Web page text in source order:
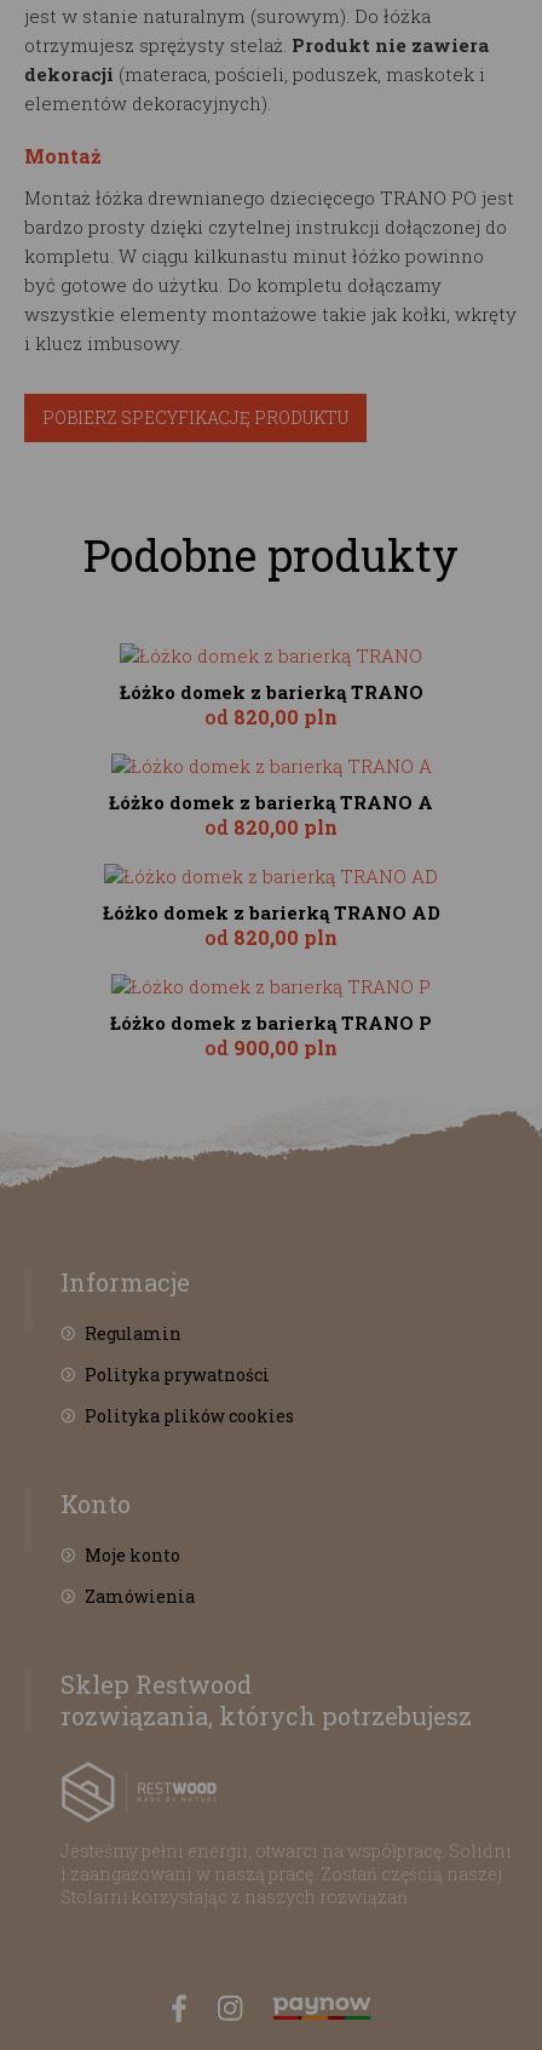
jest w stanie naturalnym (surowym). Do łóżka
otrzymujesz sprężysty stelaż. Produkt nie zawiera
dekoracji (materaca, pościeli, poduszek, maskotek i
elementów dekoracyjnych).
Montaż
Montaż łóżka drewnianego dziecięcego TRANO PO jest
bardzo prosty dzięki czytelnej instrukcji dołączonej do
kompletu. W ciągu kilkunastu minut łóżko powinno
być gotowe do użytku. Do kompletu dołączamy
wszystkie elementy montażowe takie jak kołki, wkręty
i klucz imbusowy.
POBIERZ SPECYFIKACJĘ PRODUKTU
Podobne produkty
Łóżko domek z barierką TRANO
od 820,00 pln
Łóżko domek z barierką TRANO A
od 820,00 pln
Łóżko domek z barierką TRANO AD
od 820,00 pln
Łóżko domek z barierką TRANO P
od 900,00 pln
Informacje
Regulamin
Polityka prywatności
Polityka plików cookies
Konto
Moje konto
Zamówienia
Sklep Restwood
rozwiązania, których potrzebujesz
Jesteśmy pełni energii, otwarci na współpracę. Solidni
i zaangażowani w naszą pracę. Zostań częścią naszej
Stolarni korzystając z naszych rozwiązań